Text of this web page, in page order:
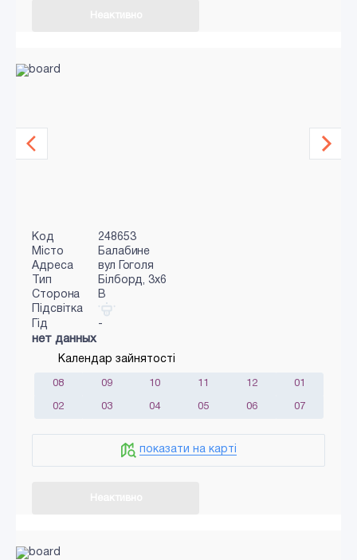
Код
248653
Місто
Балабине
Адреса
вул Гоголя
Тип
Білборд, 3х6
Сторона
B
Підсвітка
Гід
-
нет данных
Календар зайнятості
08 09 10 11 12 01
02 03 04 05 06 07
показати на карті